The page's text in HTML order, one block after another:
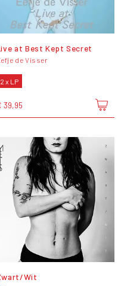
at Best Kept Secret
de Visser
2 x LP
39,95
Wit